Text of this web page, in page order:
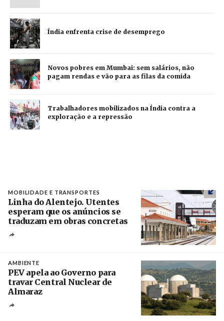
Índia enfrenta crise de desemprego
Novos pobres em Mumbai: sem salários, não
pagam rendas e vão para as filas da comida
Trabalhadores mobilizados na Índia contra a
exploração e a repressão
MOBILIDADE E TRANSPORTES
Linha do Alentejo. Utentes
esperam que os anúncios se
traduzam em obras concretas
AMBIENTE
PEV apela ao Governo para
travar Central Nuclear de
Almaraz